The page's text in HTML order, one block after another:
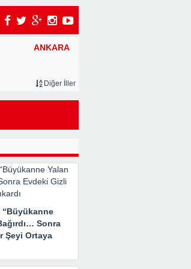
ANKARA
Diğer İller
“Büyükanne
Sonra
Şeyi Ortaya